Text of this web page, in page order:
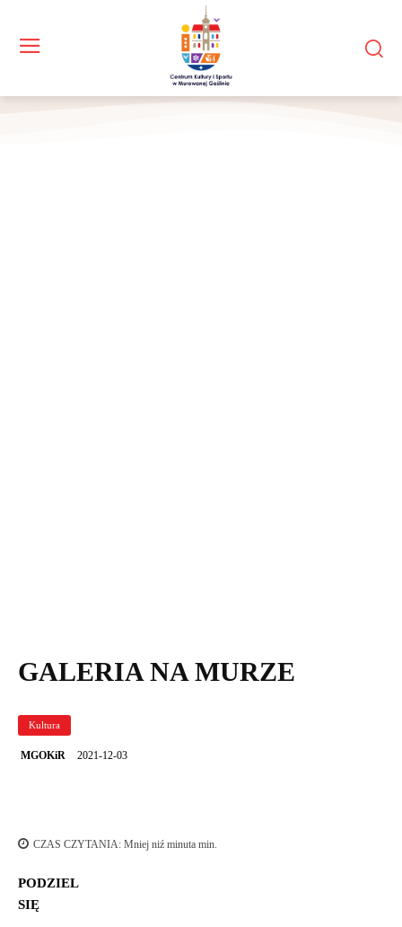
GALERIA NA MURZE
Kultura
MGOKiR 2021-12-03
CZAS CZYTANIA: Mniej niź minuta min.
PODZIEL
SIĘ